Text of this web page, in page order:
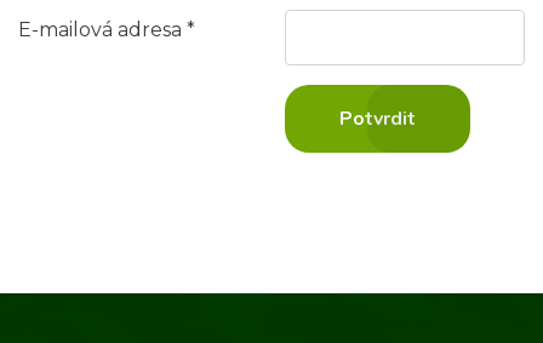
E-mailová adresa *
Potvrdit